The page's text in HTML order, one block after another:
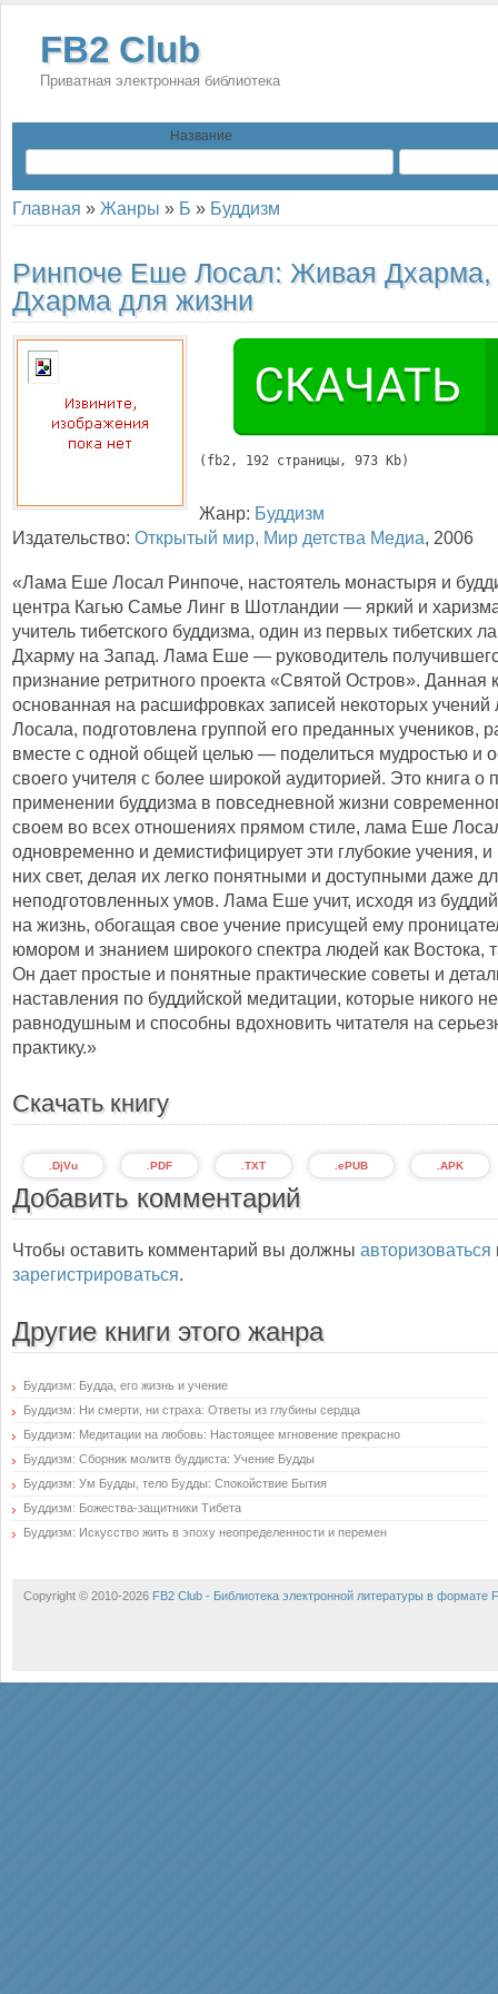
FB2 Club
Приватная электронная библиотека
Название
Главная » Жанры » Б » Буддизм
Ринпоче Еше Лосал: Живая Дхарма,
Дхарма для жизни
( fb2, 192 страницы, 973 Kb)
Жанр: Буддизм
Издательство: Открытый мир, Мир детства Медиа, 2006
«Лама Еше Лосал Ринпоче, настоятель монастыря и
центра Кагью Самье Линг в Шотландии — яркий и
учитель тибетского буддизма, один из первых тибетских
Дхарму на Запад. Лама Еше — руководитель
признание ретритного проекта «Святой Остров». Данная
основанная на расшифровках записей некоторых
Лосала, подготовлена группой его преданных учеников,
вместе с одной общей целью — поделиться мудростью и
своего учителя с более широкой аудиторией. Это книга о
применении буддизма в повседневной жизни
своем во всех отношениях прямом стиле, лама Еше
одновременно и демистифицирует эти глубокие учения, и
них свет, делая их легко понятными и доступными даже
неподготовленных умов. Лама Еше учит, исходя из
на жизнь, обогащая свое учение присущей ему
юмором и знанием широкого спектра людей как Востока,
Он дает простые и понятные практические советы и
наставления по буддийской медитации, которые никого
равнодушным и способны вдохновить читателя на
практику.»
Скачать книгу
.APK
.ePUB
.TXT
.PDF
.DjVu
Добавить комментарий
Чтобы оставить комментарий вы должны авторизоваться
зарегистрироваться.
Другие книги этого жанра
Буддизм: Будда, его жизнь и учение
Буддизм: Ни смерти, ни страха: Ответы из глубины сердца
Буддизм: Медитации на любовь: Настоящее мгновение прекрасно
Буддизм: Сборник молитв буддиста: Учение Будды
Буддизм: Ум Будды, тело Будды: Спокойствие Бытия
Буддизм: Божества-защитники Тибета
Буддизм: Искусство жить в эпоху неопределенности и перемен
Copyright © 2010-2026 FB2 Club - Библиотека электронной литературы в формате